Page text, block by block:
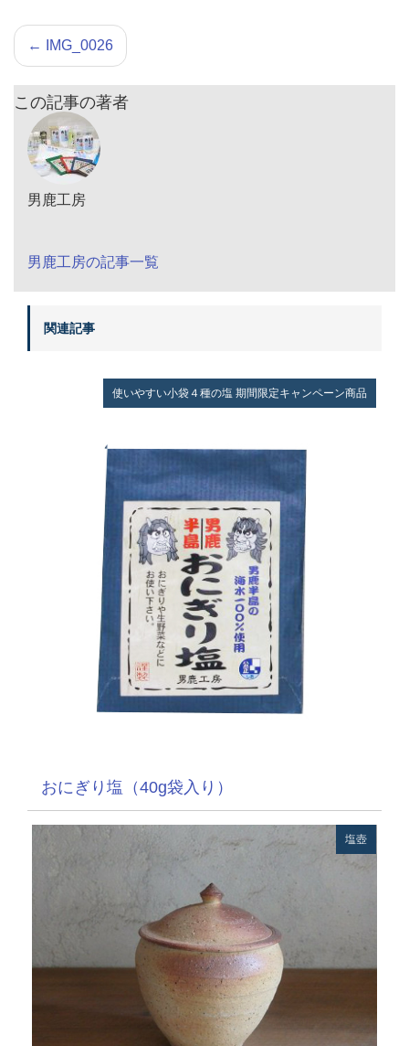
← IMG_0026
この記事の著者
男鹿工房
男鹿工房の記事一覧
関連記事
使いやすい小袋４種の塩 期間限定キャンペーン商品
おにぎり塩（40g袋入り）
塩壺